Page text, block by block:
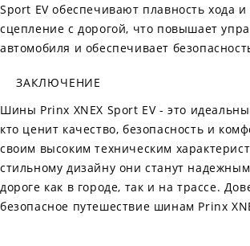
Sport EV обеспечивают плавность хода
сцепление с дорогой, что повышает
автомобиля и обеспечивает
ЗАКЛЮЧЕНИЕ
Шины Prinx XNEX Sport EV - это
кто ценит качество, безопасность и
своим высоким техническим
стильному дизайну они станут
дороге как в городе, так и на трассе.
безопасное путешествие шинам Prinx